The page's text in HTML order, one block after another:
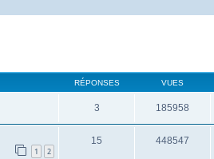
RÉPONSES VUES
3 185958
1 2
15 448547